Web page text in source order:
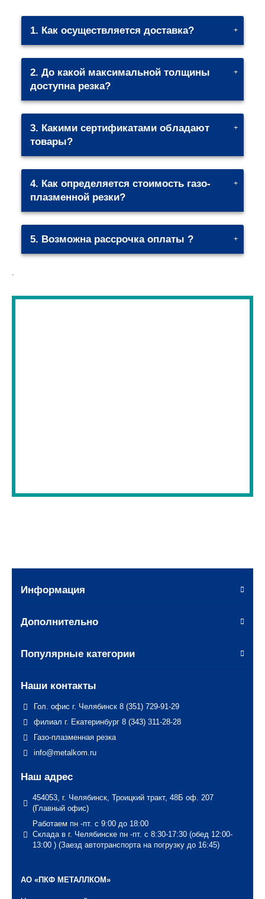
1. Как осуществляется доставка?
2. До какой максимальной толщины
доступна резка?
3. Какими сертификатами обладают
товары?
4. Как определяется стоимость газо-
плазменной резки?
5. Возможна рассрочка оплаты ?
.
Информация
Дополнительно
Популярные категории
Наши контакты
Гол. офис г. Челябинск 8 (351) 729-91-29
филиал г. Екатеринбург 8 (343) 311-28-28
Газо-плазменная резка
info@metalkom.ru
Наш адрес
454053, г. Челябинск, Троицкий тракт, 48Б оф. 207
(Главный офис)
Работаем пн -пт. с 9:00 до 18:00
Склада в г. Челябинске пн -пт. с 8:30-17:30 (обед 12:00-
13:00 ) (Заезд автотранспорта на погрузку до 16:45)
АО «ПКФ МЕТАЛЛКОМ»